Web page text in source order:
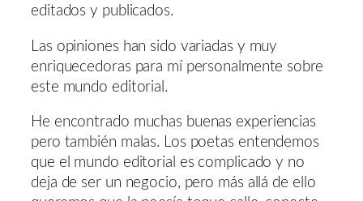
editados y publicados.
Las opiniones han sido variadas y muy
enriquecedoras para mí personalmente sobre
este mundo editorial.
He encontrado muchas buenas experiencias
pero también malas. Los poetas entendemos
que el mundo editorial es complicado y no
deja de ser un negocio, pero más allá de ello